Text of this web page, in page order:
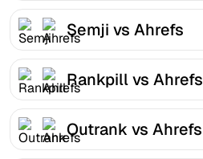
Semji vs Ahrefs
Rankpill vs Ahrefs
Outrank vs Ahrefs